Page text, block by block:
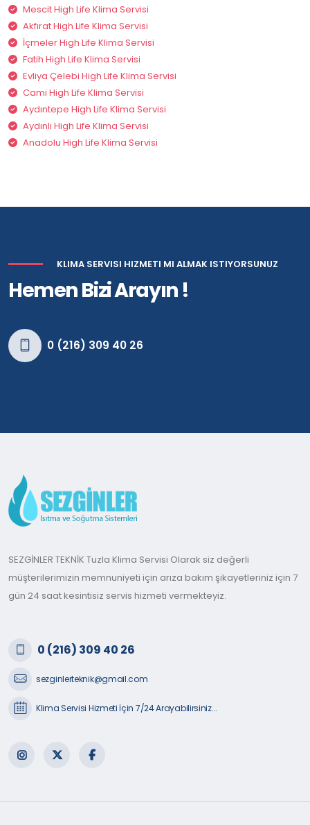
Mescit High Life Klima Servisi
Akfırat High Life Klima Servisi
İçmeler High Life Klima Servisi
Fatih High Life Klima Servisi
Evliya Çelebi High Life Klima Servisi
Cami High Life Klima Servisi
Aydıntepe High Life Klima Servisi
Aydınlı High Life Klima Servisi
Anadolu High Life Klima Servisi
KLIMA SERVISI HIZMETI MI ALMAK ISTIYORSUNUZ
Hemen Bizi Arayın !
0 (216) 309 40 26
SEZGİNLER TEKNİK Tuzla Klima Servisi Olarak siz değerli
müşterilerimizin memnuniyeti için arıza bakım şikayetleriniz için 7
gün 24 saat kesintisiz servis hizmeti vermekteyiz.
0 (216) 309 40 26
sezginlerteknik@gmail.com
Klima Servisi Hizmeti İçin 7/24 Arayabilirsiniz...